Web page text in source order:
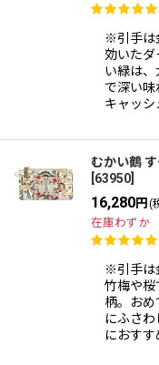
※引手は
効いた
い緑は、
で深い味
キャッシ
むかい鶴
63950
16,280円 (
在庫わずか
※引手は
竹梅や桜
柄。おめ
にふさ
におす